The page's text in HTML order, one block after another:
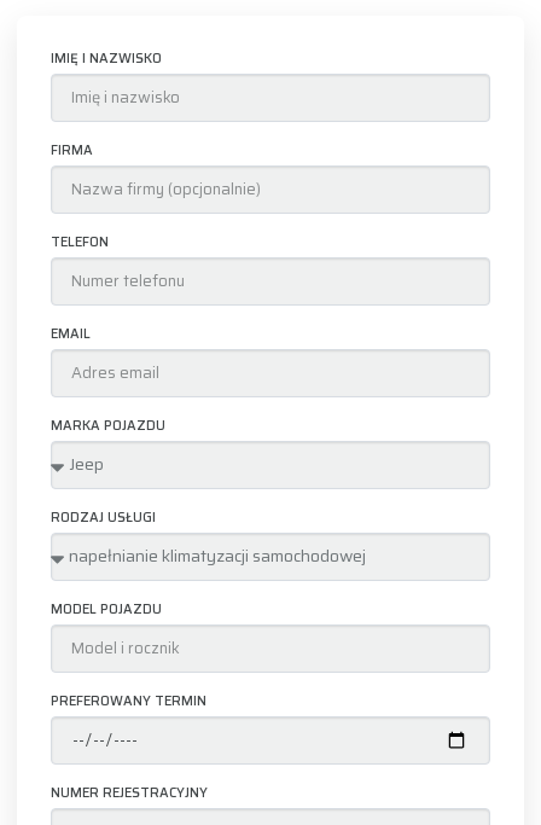
IMIĘ I NAZWISKO
FIRMA
TELEFON
EMAIL
MARKA POJAZDU
RODZAJ USŁUGI
MODEL POJAZDU
PREFEROWANY TERMIN
NUMER REJESTRACYJNY